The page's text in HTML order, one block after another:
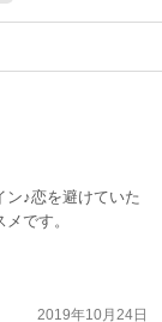
ン♪恋を避けていた
です。
2019年10月24日